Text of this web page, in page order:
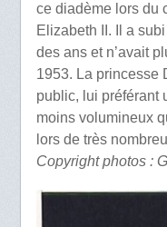
ce diadème lors du
Elizabeth II. Il a
des ans et n’avait
1953. La princesse
public, lui préférant
moins volumineux
lors de très
Copyright photos :